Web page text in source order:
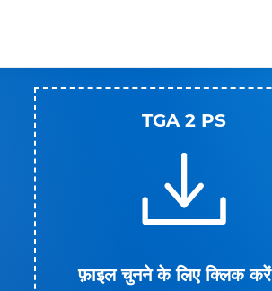
TGA 2 PS
फ़ाइल चुनने के लिए क्लिक करें